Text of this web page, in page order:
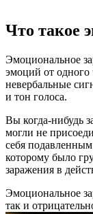
Что такое
Эмоциональное
эмоций от одного
невербальные
и тон голоса.
Вы когда-нибудь
могли не
себя
которому было
заражения в
Эмоциональное
так и